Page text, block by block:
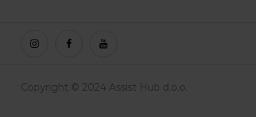
Copyright © 2024 Assist Hub d.o.o.